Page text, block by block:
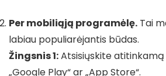
Per mobiliąją programėlę. Tai
labiau populiarėjantis būdas.
Žingsnis 1:Atsisiųskite
„Google Play“ ar „App Store“.